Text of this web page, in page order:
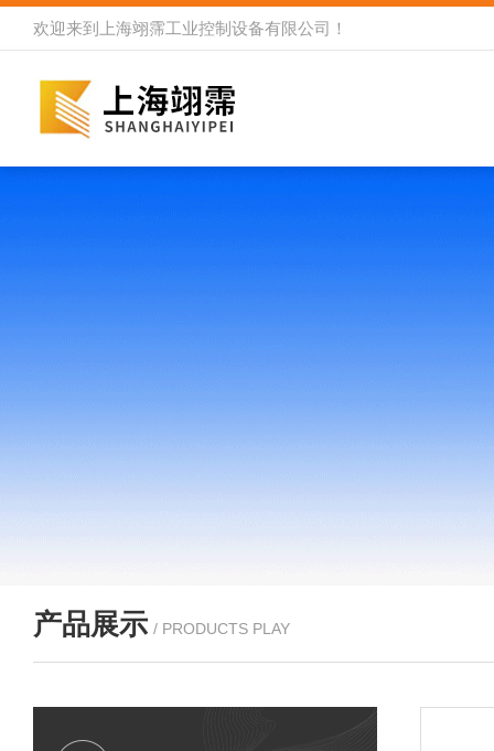
欢迎来到 上海翊霈工业控制设备有限公司 ！
产品展示 / PRODUCTS PLAY